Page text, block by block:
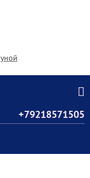
+79218571505